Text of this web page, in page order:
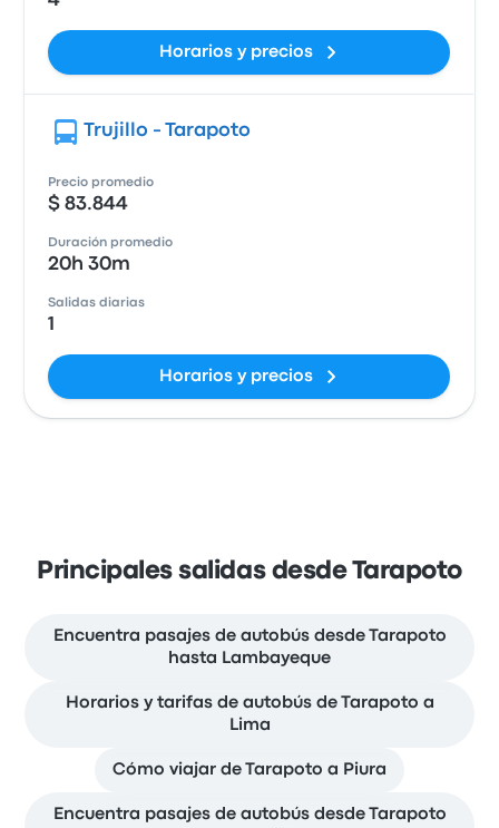
Horarios y precios
Trujillo - Tarapoto
Precio promedio
$ 83.844
Duración promedio
20h 30m
Salidas diarias
1
Horarios y precios
Principales salidas desde Tarapoto
Encuentra pasajes de autobús desde Tarapoto
hasta Lambayeque
Horarios y tarifas de autobús de Tarapoto a
Lima
Cómo viajar de Tarapoto a Piura
Encuentra pasajes de autobús desde Tarapoto